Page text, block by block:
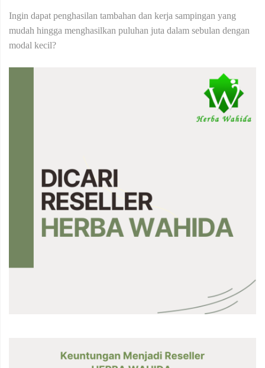
Ingin dapat penghasilan tambahan dan kerja sampingan yang
mudah hingga menghasilkan puluhan juta dalam sebulan dengan
modal kecil?